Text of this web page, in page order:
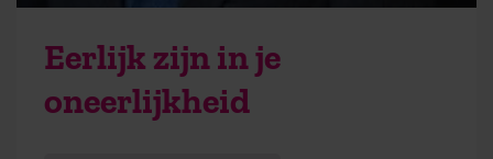
Eerlijk zijn in je
oneerlijkheid